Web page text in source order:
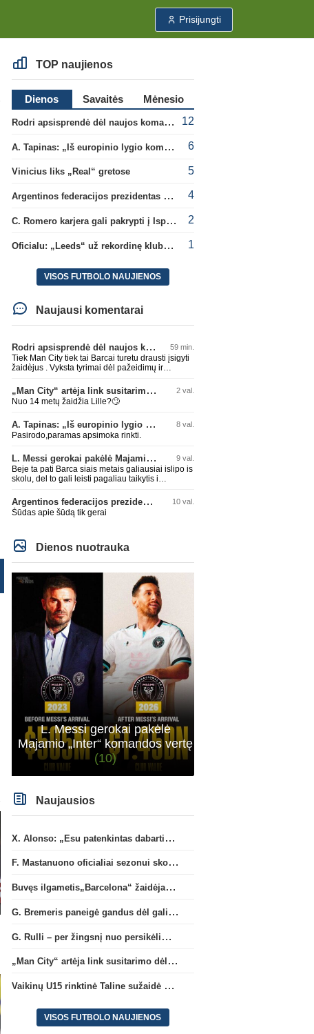
Prisijungti
Anglijos Premier League
G. Rulli – per žingsnį nuo
persikėlimo į „Manchester City“
klubą
susitarimo dėl
Bouaddi persikėlimo
TOP naujienos
Dienos Savaitės
Mėnesio
Rodri apsisprendė dėl naujos komandos
12
A. Tapinas: „Iš europinio lygio komandos gavom gerų pamokų“ 6
Vinicius liks „Real“ gretose 5
Argentinos federacijos prezidentas C. Tapia negailėjo pagyrų G. Infantino 4
C. Romero karjera gali pakrypti į Ispaniją 2
Oficialu: „Leeds“ už rekordinę klubui sumą įsigijo Anglijos rinktinės vartininką 1
VISOS FUTBOLO NAUJIENOS
Naujausi komentarai
Rodri apsisprendė dėl naujos komandos 59 min.
Tiek Man City tiek tai Barcai turetu drausti įsigyti
žaidèjus . Vyksta tyrimai dėl pažeidimų ir
leidžia daryti.
„Man City“ artėja link susitarimo dėl marokiečio A. Bouaddi persikėlimo 2 val.
Nuo 14 metų žaidžia Lille?🙄
A. Tapinas: „Iš europinio lygio komandos gavom gerų pamokų“ 8 val.
Pasirodo,paramas apsimoka rinkti.
L. Messi gerokai pakėlė Majamio „Inter“ komandos vertę 9 val.
Beje ta pati Barca siais metais galiausiai islipo is
skolu, del to gali leisti pagaliau taikytis i
visa Julian Alvarez saga.
Argentinos federacijos prezidentas C. Tapia negailėjo pagyrų G. Infantino 10 val.
Šūdas apie šūdą tik gerai
Dienos nuotrauka
L. Messi gerokai pakėlė
Majamio „Inter“ komandos vertę
(10)
Naujausios
X. Alonso: „Esu patenkintas dabartiniais „Chelsea“ ekipos vartininkais“
F. Mastanuono oficialiai sezonui skolinamas „Fiorentina“ ekipai
Buvęs ilgametis„Barcelona“ žaidėjas S. Roberto artėja link persikėlimo į MLS
G. Bremeris paneigė gandus dėl galimo išvykimo iš „Juventus“ klubo
G. Rulli – per žingsnį nuo persikėlimo į „Manchester City“ klubą
„Man City“ artėja link susitarimo dėl marokiečio A. Bouaddi persikėlimo
Vaikinų U15 rinktinė Taline sužaidė pirmąsias kontrolines rungtynes
VISOS FUTBOLO NAUJIENOS